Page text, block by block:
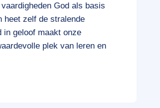
God als basis
heet zelf de stralende
in geloof maakt onze
plek van leren en